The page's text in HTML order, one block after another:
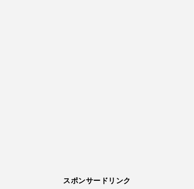
スポンサードリンク